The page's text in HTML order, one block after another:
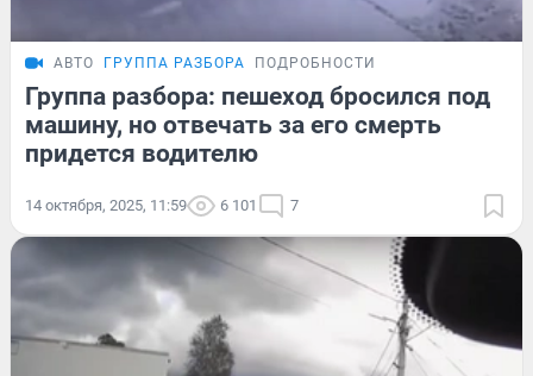
АВТО ГРУППА РАЗБОРА ПОДРОБНОСТИ
Группа разбора: пешеход бросился под
машину, но отвечать за его смерть
придется водителю
14 октября, 2025, 11:59 6 101 7